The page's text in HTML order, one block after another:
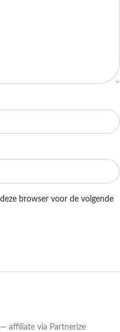
browser voor de volgende
affiliate via Partnerize